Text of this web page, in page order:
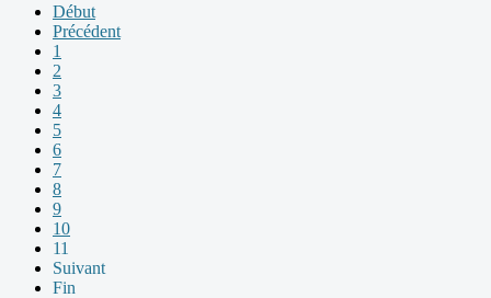
Début
Précédent
1
2
3
4
5
6
7
8
9
10
11
Suivant
Fin